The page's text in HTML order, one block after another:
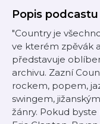
Popis podcastu
"Country je
ve kterém zpěvák
představuje
archivu. Zazní
rockem, popem,
swingem,
žánry. Pokud